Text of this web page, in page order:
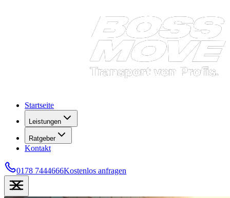
Startseite
Leistungen
Ratgeber
Kontakt
0178 7444666Kostenlos anfragen